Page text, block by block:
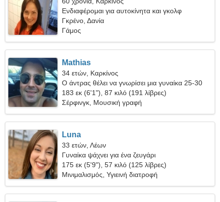
Ενδιαφέρομαι για αυτοκίνητα και γκολφ
Γκρένο, Δανία
Γάμος
Mathias
34 ετών, Καρκίνος
Ο άντρας θέλει να γνωρίσει μια γυναίκα 25-30
183 εκ (6'1"), 87 κιλό (191 λίβρες)
Σέρφινγκ, Μουσική γραφή
Luna
33 ετών, Λέων
Γυναίκα ψάχνει για ένα ζευγάρι
175 εκ (5'9"), 57 κιλό (125 λίβρες)
Μινιμαλισμός, Υγιεινή διατροφή